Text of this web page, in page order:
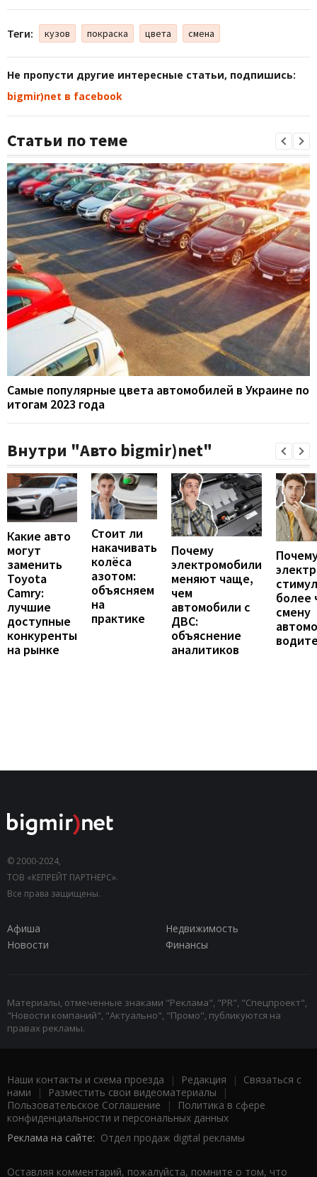
Теги: кузов покраска цвета смена
Не пропусти другие интересные статьи, подпишись:
bigmir)net в facebook
Статьи по теме
Самые популярные цвета автомобилей в Украине по
итогам 2023 года
Внутри "Авто bigmir)net"
Какие авто
могут
заменить
Toyota
Camry:
лучшие
доступные
конкуренты
на рынке
Стоит ли
накачивать
колёса
азотом:
объясняем
на
практике
Почему
электромобили
меняют чаще,
чем
автомобили с
ДВС:
объяснение
аналитиков
более
смену
© 2000-2024,
ТОВ «КЕПРЕЙТ ПАРТНЕРС».
Все права защищены.
Афиша
Недвижимость
Новости
Финансы
Материалы, отмеченные знаками "Реклама", "PR", "Спецпроект",
"Новости компаний", "Актуально", "Промо", публикуются на
правах рекламы.
Наши контакты и схема проезда | Редакция | Связаться с
нами | Разместить свои видеоматериалы |
Пользовательское Соглашение |
Политика в сфере
конфиденциальности и персональных данных
Реклама на сайте: Отдел продаж digital рекламы
Оставляя комментарий, пожалуйста, помните о том, что